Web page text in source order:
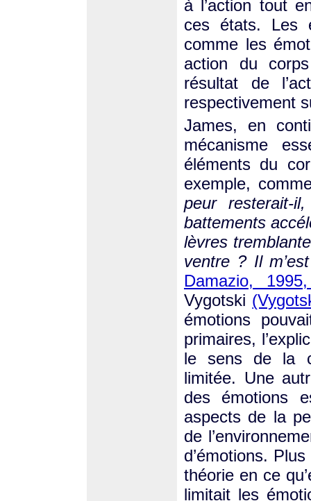
à l’action tout
ces états. Les
comme les
action du
résultat de
respectivement
James, en
mécanisme
éléments du
exemple,
peur resterait-
battements
lèvres
ventre ? Il
Damazio,
Vygotski
émotions
primaires,
le sens de la
limitée. Une
des émotions
aspects de la
de
d’émotions.
théorie en ce
limitait les